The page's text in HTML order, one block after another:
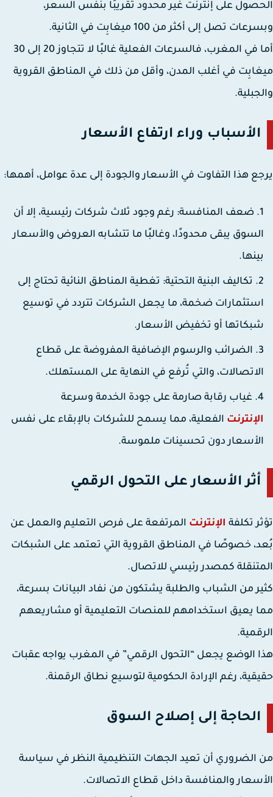
علىإنترنت غير محدود تقريبًابنفس السعر،
تصل إلى أكثر من 100 ميغابِت في الثانية.
في المغرب، فالسرعات الفعلية غالبًا لا تتجاوز
20 إلى 30
في أغلب المدن، وأقل من ذلك في المناطق القروية
الأسباب وراء ارتفاع الأسعار
هذا التفاوت في الأسعار والجودة إلى عدة عوامل، أهمها:
ضعف المنافسة: رغم وجود ثلاث شركات رئيسية، إلا أن
يبقى محدودًا، وغالبًا ما تتشابه العروض والأسعار
تكاليف البنية التحتية: تغطية المناطق النائية تحتاج إلى
ضخمة، ما يجعل الشركات تتردد في توسيع
أو تخفيض الأسعار.
الضرائب والرسوم الإضافية المفروضة على قطاع
والتي تُرفع في النهاية على المستهلك.
غياب رقابة صارمة على جودة الخدمة وسرعة
الفعلية، مما يسمح للشركات بالإبقاء على نفس
دون تحسينات ملموسة.
أثر الأسعار على التحول الرقمي
تكلفةالإنترنتالمرتفعة علىفرص التعليم والعمل عن
، خصوصًا في المناطق القروية التي تعتمد على الشبكات
كمصدر رئيسي للاتصال.
من الشباب والطلبة يشتكون من نفاد البيانات بسرعة،
يعيق استخدامهم للمنصات التعليمية أو مشاريعهم
الوضع يجعل “التحول الرقمي” في المغرب يواجه عقبات
رغم الإرادة الحكومية لتوسيع نطاق الرقمنة.
الحاجة إلى إصلاح السوق
الضروري أن تعيد الجهات التنظيمية النظر فيسياسة
والمنافسةداخل قطاع الاتصالات.